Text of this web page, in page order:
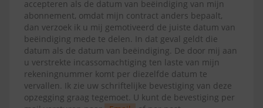
accepteren als de datum van beëindiging van mijn
abonnement, omdat mijn contract anders bepaalt,
dan verzoek ik u mij gemotiveerd de juiste datum van
beëindiging mede te delen. In dat geval geldt die
datum als de datum van beëindiging. De door mij aan
u verstrekte incassomachtiging ten laste van mijn
rekeningnummer komt per diezelfde datum te
vervallen. Ik zie uw schriftelijke bevestiging van deze
opzegging graag tegemoet. U kunt de bevestiging per